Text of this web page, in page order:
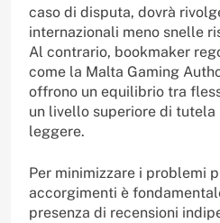
caso di disputa, dovrà
internazionali meno snelle
Al contrario, bookmaker
come la Malta Gaming
offrono un equilibrio tra
un livello superiore di
leggere.
Per minimizzare i problemi
accorgimenti è
presenza di recensioni